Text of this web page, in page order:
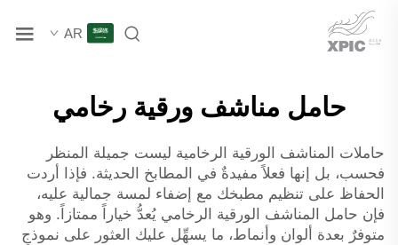
AR
حامل مناشف ورقية رخامي
حاملات المناشف الورقية الرخامية ليست جميلة المنظر
فحسب، بل إنها فعلاً مفيدةٌ في المطابخ الحديثة. فإذا أردت
الحفاظ على تنظيم مطبخك مع إضفاء لمسة جمالية عليه،
فإن حامل المناشف الورقية الرخامي يُعدُّ خياراً ممتازاً. وهو
متوفرٌ بعدة ألوان وأنماط، ما يسهِّل عليك العثور على نموذجٍ